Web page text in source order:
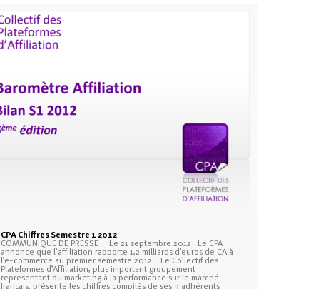
CPA Chiffres Semestre 1 2012
COMMUNIQUE DE PRESSE Le 21 septembre 2012 Le CPA
annonce que l’affiliation rapporte 1,2 milliards d’euros de CA à
l’e-commerce au premier semestre 2012. Le Collectif des
Plateformes d’Affiliation, plus important groupement
representant du marketing à la performance sur le marché
français, présente les chiffres compilés de ses 9 adhérents